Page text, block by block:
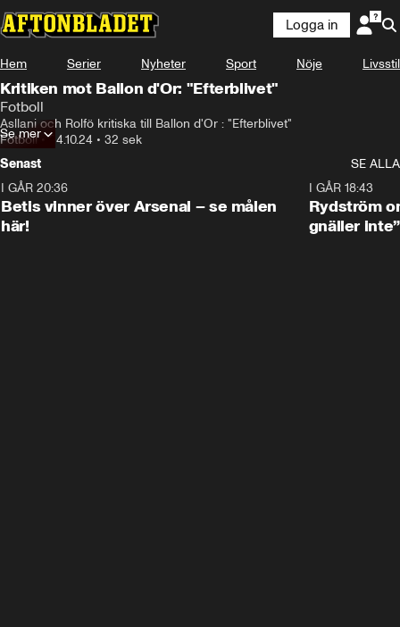
Logga in
Hem Serier Nyheter Sport Nöje Livsstil
Kritiken mot Ballon d'Or: "Efterblivet"
Fotboll
Asllani och Rolfö kritiska till Ballon d'Or : "Efterblivet"
Fotboll•24.10.24 • 32 sek
Se mer
Senast
SE ALLA
I GÅR 20:36
Betis vinner över Arsenal – se målen
här!
I GÅR 18:43
Rydström
gnäller inte”